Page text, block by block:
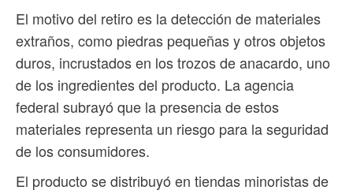
El motivo del retiro es la detección de materiales
extraños, como piedras pequeñas y otros objetos
duros, incrustados en los trozos de anacardo, uno
de los ingredientes del producto. La agencia
federal subrayó que la presencia de estos
materiales representa un riesgo para la seguridad
de los consumidores.
El producto se distribuyó en tiendas minoristas de